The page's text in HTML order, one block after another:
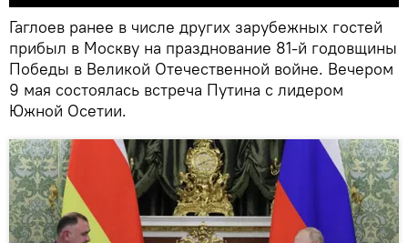
Гаглоев ранее в числе других зарубежных гостей
прибыл в Москву на празднование 81-й годовщины
Победы в Великой Отечественной войне. Вечером
9 мая состоялась встреча Путина с лидером
Южной Осетии.